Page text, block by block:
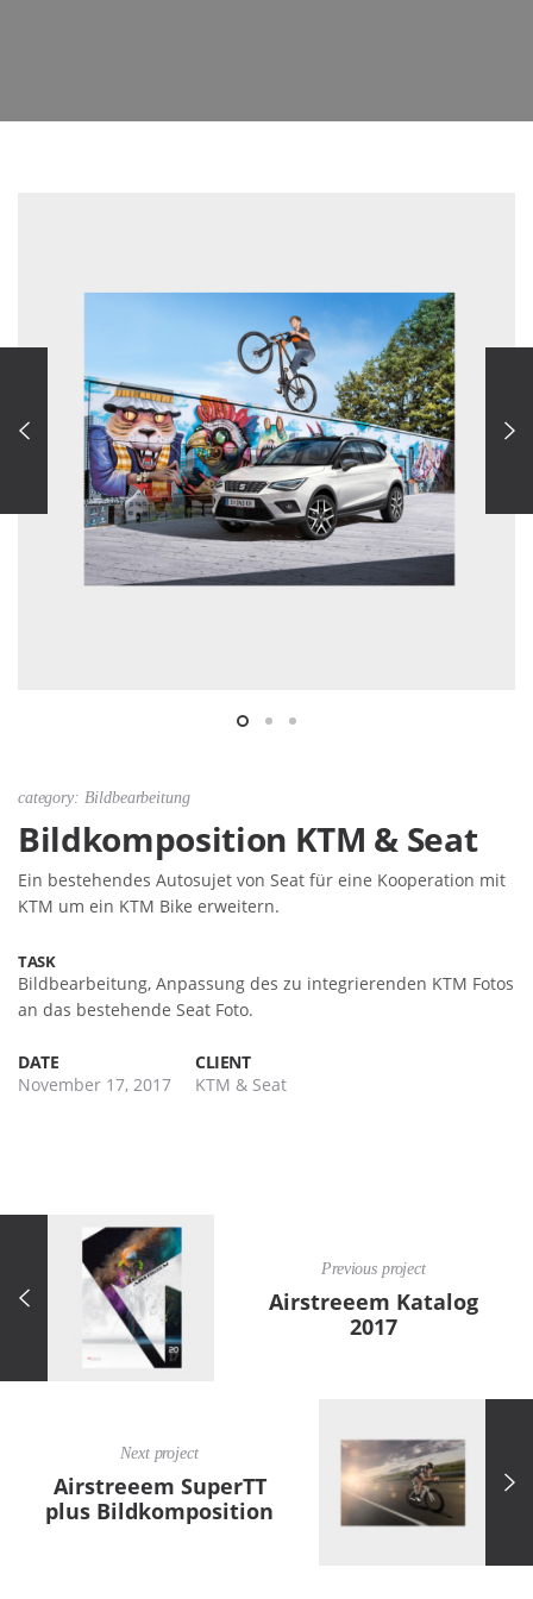
category: Bildbearbeitung
Bildkomposition KTM & Seat
Ein bestehendes Autosujet von Seat für eine Kooperation mit
KTM um ein KTM Bike erweitern.
TASK
Bildbearbeitung, Anpassung des zu integrierenden KTM Fotos
an das bestehende Seat Foto.
DATE
November 17, 2017
CLIENT
KTM & Seat
Previous project
Airstreeem Katalog
2017
Next project
Airstreeem SuperTT
plus Bildkomposition